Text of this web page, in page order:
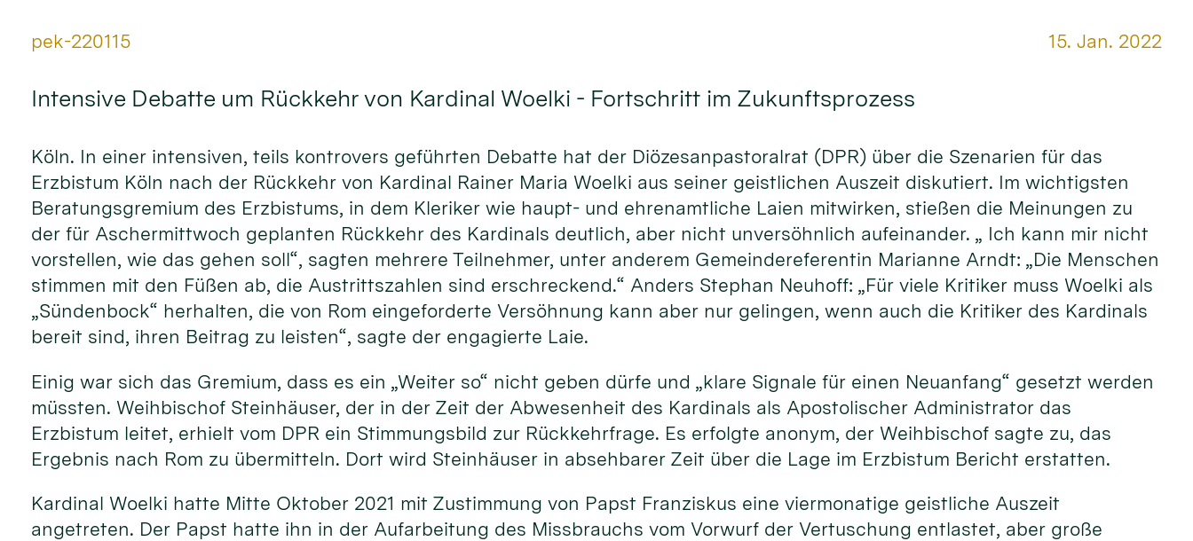
Datum:
15. Jan. 2022
Von:
pek-220115
Intensive Debatte um Rückkehr von Kardinal Woelki - Fortschritt im Zukunftsprozess
Köln. In einer intensiven, teils kontrovers geführten Debatte hat der Diözesanpastoralrat (DPR) über die Szenarien für das
Erzbistum Köln nach der Rückkehr von Kardinal Rainer Maria Woelki aus seiner geistlichen Auszeit diskutiert. Im wichtigsten
Beratungsgremium des Erzbistums, in dem Kleriker wie haupt- und ehrenamtliche Laien mitwirken, stießen die Meinungen zu
der für Aschermittwoch geplanten Rückkehr des Kardinals deutlich, aber nicht unversöhnlich aufeinander. „ Ich kann mir nicht
vorstellen, wie das gehen soll“, sagten mehrere Teilnehmer, unter anderem Gemeindereferentin Marianne Arndt: „Die Menschen
stimmen mit den Füßen ab, die Austrittszahlen sind erschreckend.“ Anders Stephan Neuhoff: „Für viele Kritiker muss Woelki als
„Sündenbock“ herhalten, die von Rom eingeforderte Versöhnung kann aber nur gelingen, wenn auch die Kritiker des Kardinals
bereit sind, ihren Beitrag zu leisten“, sagte der engagierte Laie.
Einig war sich das Gremium, dass es ein „Weiter so“ nicht geben dürfe und „klare Signale für einen Neuanfang“ gesetzt werden
müssten. Weihbischof Steinhäuser, der in der Zeit der Abwesenheit des Kardinals als Apostolischer Administrator das
Erzbistum leitet, erhielt vom DPR ein Stimmungsbild zur Rückkehrfrage. Es erfolgte anonym, der Weihbischof sagte zu, das
Ergebnis nach Rom zu übermitteln. Dort wird Steinhäuser in absehbarer Zeit über die Lage im Erzbistum Bericht erstatten.
Kardinal Woelki hatte Mitte Oktober 2021 mit Zustimmung von Papst Franziskus eine viermonatige geistliche Auszeit
angetreten. Der Papst hatte ihn in der Aufarbeitung des Missbrauchs vom Vorwurf der Vertuschung entlastet, aber große